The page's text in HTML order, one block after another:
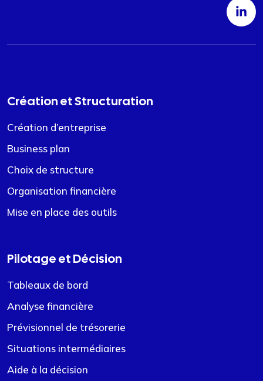
Création et Structuration
Création d’entreprise
Business plan
Choix de structure
Organisation financière
Mise en place des outils
Pilotage et Décision
Tableaux de bord
Analyse financière
Prévisionnel de trésorerie
Situations intermédiaires
Aide à la décision